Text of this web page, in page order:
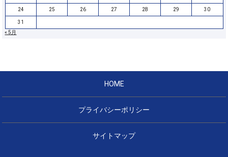
24 25 26 27 28 29 30
31
« 5月
HOME
プライバシーポリシー
サイトマップ